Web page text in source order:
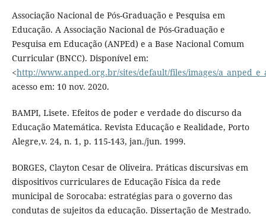
Associação Nacional de Pós-Graduação e Pesquisa em
Educação. A Associação Nacional de Pós-Graduação e
Pesquisa em Educação (ANPEd) e a Base Nacional Comum
Curricular (BNCC). Disponível em:
<http://www.anped.org.br/sites/default/files/images/
acesso em: 10 nov. 2020.
BAMPI, Lisete. Efeitos de poder e verdade do discurso da
Educação Matemática. Revista Educação e Realidade, Porto
Alegre,v. 24, n. 1, p. 115-143, jan./jun. 1999.
BORGES, Clayton Cesar de Oliveira. Práticas discursivas em
dispositivos curriculares de Educação Física da rede
municipal de Sorocaba: estratégias para o governo das
condutas de sujeitos da educação. Dissertação de Mestrado.